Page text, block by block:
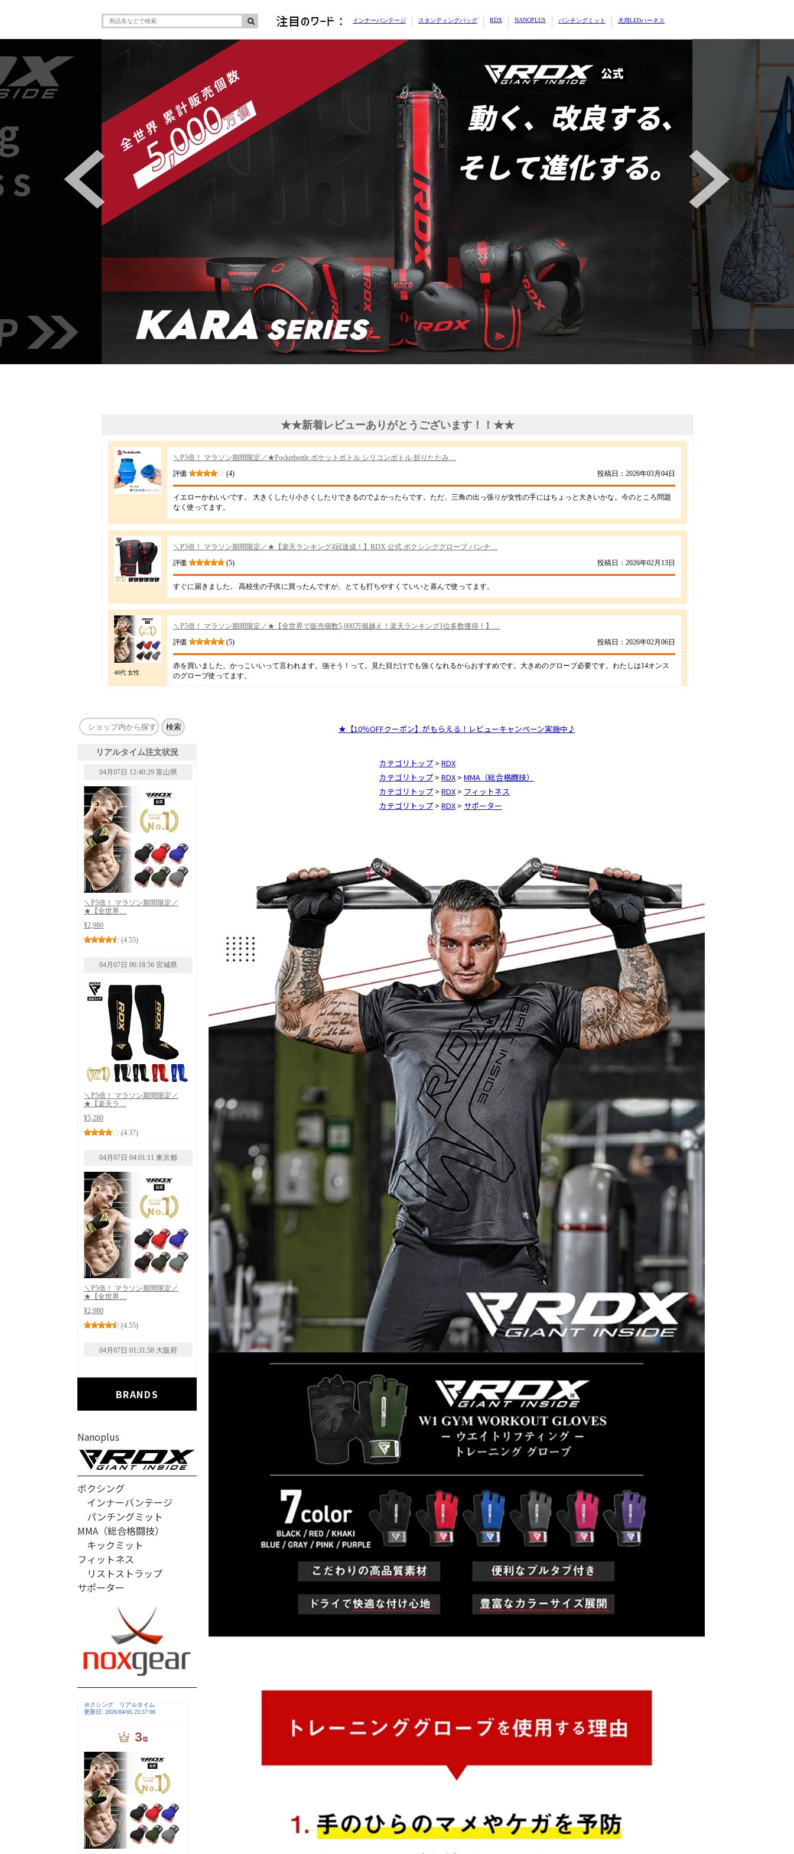
BRANDS
Nanoplus
ボクシング
インナーバンテージ
パンチングミット
MMA（総合格闘技）
キックミット
フィットネス
リストストラップ
サポーター
★【10％OFFクーポン】がもらえる！レビューキャンペーン実施中♪
カテゴリトップ > RDX
カテゴリトップ > RDX > MMA（総合格闘技）
カテゴリトップ > RDX > フィットネス
カテゴリトップ > RDX > サポーター